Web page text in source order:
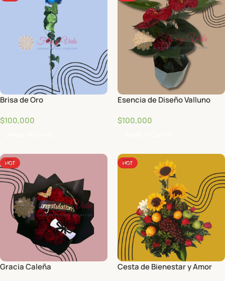
Brisa de Oro
$100,000
Esencia de Diseño Valluno
$100,000
HOT
Gracia Caleña
HOT
Cesta de Bienestar y Amor